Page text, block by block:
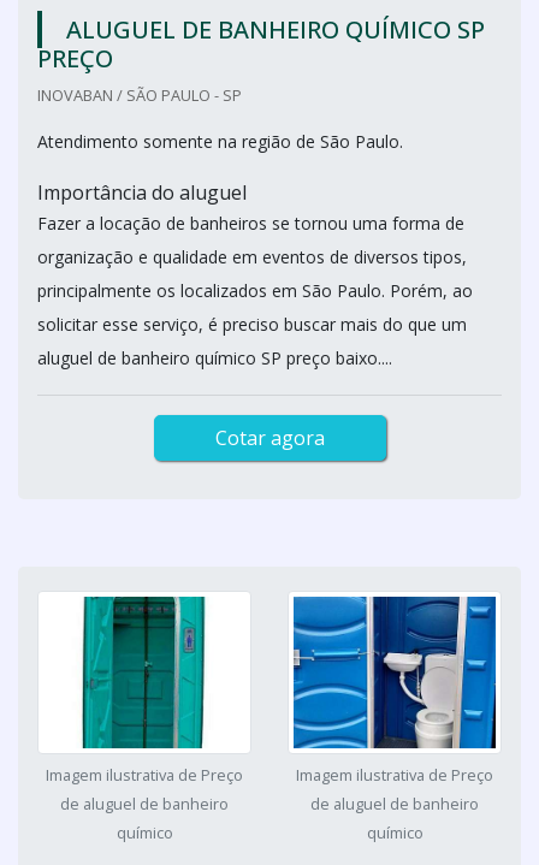
ALUGUEL DE BANHEIRO QUÍMICO SP
PREÇO
INOVABAN / SÃO PAULO - SP
Atendimento somente na região de São Paulo.
Importância do aluguel
Fazer a locação de banheiros se tornou uma forma de
organização e qualidade em eventos de diversos tipos,
principalmente os localizados em São Paulo. Porém, ao
solicitar esse serviço, é preciso buscar mais do que um
aluguel de banheiro químico SP preço baixo....
Cotar agora
Imagem ilustrativa de Preço
de aluguel de banheiro
químico
Imagem ilustrativa de Preço
de aluguel de banheiro
químico